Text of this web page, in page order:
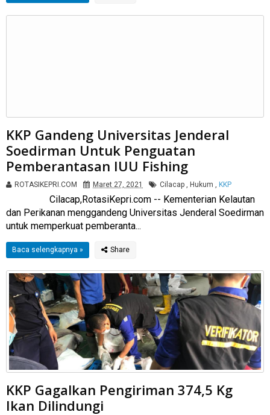
KKP Gandeng Universitas Jenderal
Soedirman Untuk Penguatan
Pemberantasan IUU Fishing
ROTASIKEPRI.COM Maret 27, 2021 Cilacap , Hukum , KKP
Cilacap,RotasiKepri.com -- Kementerian Kelautan
dan Perikanan menggandeng Universitas Jenderal Soedirman
untuk memperkuat pemberanta...
Baca selengkapnya »
KKP Gagalkan Pengiriman 374,5 Kg
Ikan Dilindungi